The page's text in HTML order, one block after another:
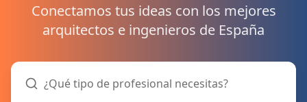
Conectamos tus ideas con los mejores
arquitectos e ingenieros de España